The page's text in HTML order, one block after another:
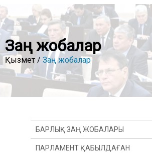
Заң жобалар
Қызмет / Заң жобалар
БАРЛЫҚ ЗАҢ ЖОБАЛАРЫ
ПАРЛАМЕНТ ҚАБЫЛДАҒАН